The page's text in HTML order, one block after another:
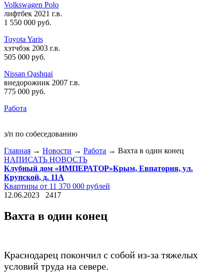
Volkswagen Polo
лифтбек 2021 г.в.
1 550 000 руб.
Toyota Yaris
хэтчбэк 2003 г.в.
505 000 руб.
Nissan Qashqai
внедорожник 2007 г.в.
775 000 руб.
Работа
з/п по собеседованию
Главная → Новости → Работа → Вахта в один конец
НАПИСАТЬ НОВОСТЬ
Клубный дом «ИМПЕРАТОР»Крым, Евпатория, ул.
Крупской, д. 11А
Квартиры от 11 370 000 рублей
12.06.2023
2417
Вахта в один конец
Краснодарец покончил с собой из-за тяжелых
условий труда на севере.